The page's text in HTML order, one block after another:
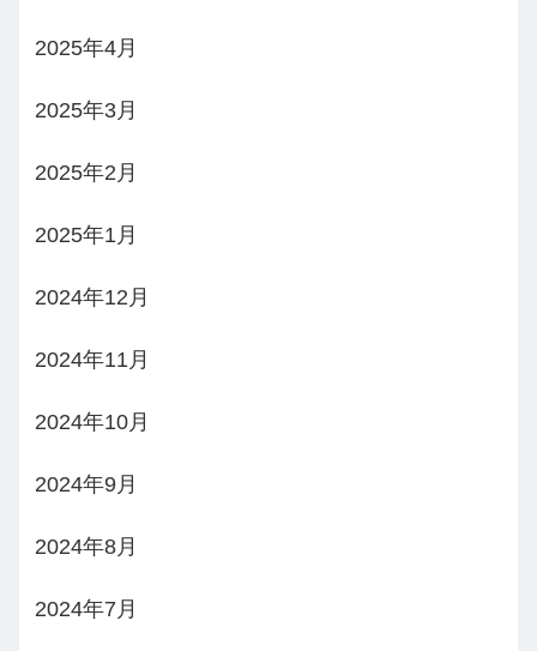
2025年4月
2025年3月
2025年2月
2025年1月
2024年12月
2024年11月
2024年10月
2024年9月
2024年8月
2024年7月